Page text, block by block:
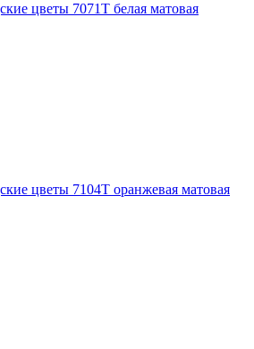
цветы 7071T белая матовая
цветы 7104T оранжевая матовая